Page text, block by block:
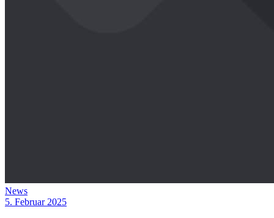
News
5. Februar 2025